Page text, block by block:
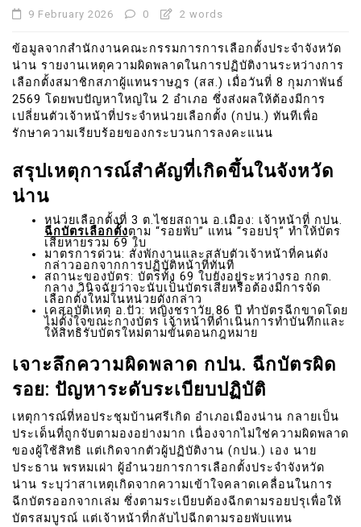
9 February 2026 0 2 words
ข้อมูลจากสำนักงานคณะกรรมการการเลือกตั้งประจำจังหวัด
น่าน รายงานเหตุความผิดพลาดในการปฏิบัติงานระหว่างการ
เลือกตั้งสมาชิกสภาผู้แทนราษฎร (สส.) เมื่อวันที่ 8 กุมภาพันธ์
2569 โดยพบปัญหาใหญ่ใน 2 อำเภอ ซึ่งส่งผลให้ต้องมีการ
เปลี่ยนตัวเจ้าหน้าที่ประจำหน่วยเลือกตั้ง (กปน.) ทันทีเพื่อ
รักษาความเรียบร้อยของกระบวนการลงคะแนน
สรุปเหตุการณ์สำคัญที่เกิดขึ้นในจังหวัด
น่าน
หน่วยเลือกตั้งที่ 3 ต.ไชยสถาน อ.เมือง: เจ้าหน้าที่ กปน.
ฉีกบัตรเลือกตั้งตาม “รอยพับ” แทน “รอยปรุ” ทำให้บัตร
เสียหายรวม 69 ใบ
มาตรการด่วน: สั่งพักงานและสลับตัวเจ้าหน้าที่คนดัง
กล่าวออกจากการปฏิบัติหน้าที่ทันที
สถานะของบัตร: บัตรทั้ง 69 ใบยังอยู่ระหว่างรอ กกต.
กลาง วินิจฉัยว่าจะนับเป็นบัตรเสียหรือต้องมีการจัด
เลือกตั้งใหม่ในหน่วยดังกล่าว
เคสอุบัติเหตุ อ.ปัว: หญิงชราวัย 86 ปี ทำบัตรฉีกขาดโดย
ไม่ตั้งใจขณะกางบัตร เจ้าหน้าที่ดำเนินการทำบันทึกและ
ให้สิทธิรับบัตรใหม่ตามขั้นตอนกฎหมาย
เจาะลึกความผิดพลาด กปน. ฉีกบัตรผิด
รอย: ปัญหาระดับระเบียบปฏิบัติ
เหตุการณ์ที่หอประชุมบ้านศรีเกิด อำเภอเมืองน่าน กลายเป็น
ประเด็นที่ถูกจับตามองอย่างมาก เนื่องจากไม่ใช่ความผิดพลาด
ของผู้ใช้สิทธิ แต่เกิดจากตัวผู้ปฏิบัติงาน (กปน.) เอง นาย
ประธาน พรหมเผ่า ผู้อำนวยการการเลือกตั้งประจำจังหวัด
น่าน ระบุว่าสาเหตุเกิดจากความเข้าใจคลาดเคลื่อนในการ
ฉีกบัตรออกจากเล่ม ซึ่งตามระเบียบต้องฉีกตามรอยปรุเพื่อให้
บัตรสมบูรณ์ แต่เจ้าหน้าที่กลับไปฉีกตามรอยพับแทน